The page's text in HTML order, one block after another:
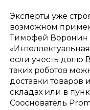
Эксперты уже
возможном
Тимофей Воронин
если учесть долю
таких роботов
доставки товаров
складах или в
Сооснователь